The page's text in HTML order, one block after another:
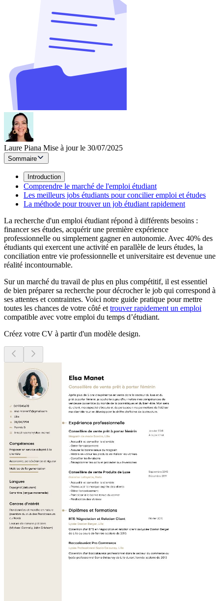
Laure Piana Mise à jour le 30/07/2025
Sommaire
Introduction
Comprendre le marché de l'emploi étudiant
Les meilleurs jobs étudiants pour concilier emploi et études
La méthode pour trouver un job étudiant rapidement
La recherche d'un emploi étudiant répond à différents besoins :
financer ses études, acquérir une première expérience
professionnelle ou simplement gagner en autonomie. Avec 40% des
étudiants qui exercent une activité en parallèle de leurs études, la
conciliation entre vie professionnelle et universitaire est devenue une
réalité incontournable.
Sur un marché du travail de plus en plus compétitif, il est essentiel
de bien préparer sa recherche pour décrocher le job qui correspond à
ses attentes et contraintes. Voici notre guide pratique pour mettre
toutes les chances de votre côté et trouver rapidement un emploi
compatible avec votre emploi du temps d’étudiant.
Créez votre CV à partir d'un modèle design.